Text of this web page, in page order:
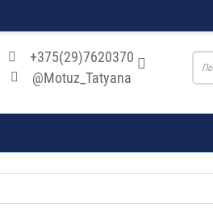
+375(29)7620370
@Motuz_Tatyana